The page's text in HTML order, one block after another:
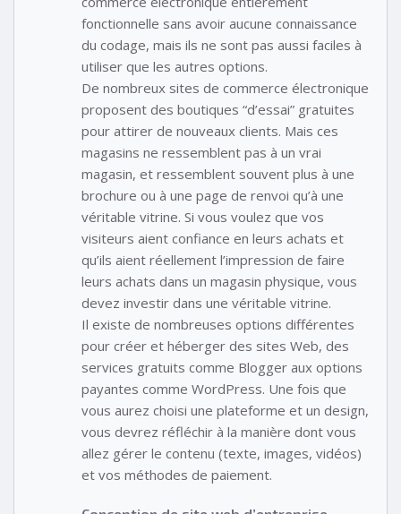
fonctionnelle sans avoir aucune connaissance
du codage, mais ils ne sont pas aussi faciles à
utiliser que les autres options.
De nombreux sites de commerce électronique
proposent des boutiques “d’essai” gratuites
pour attirer de nouveaux clients. Mais ces
magasins ne ressemblent pas à un vrai
magasin, et ressemblent souvent plus à une
brochure ou à une page de renvoi qu’à une
véritable vitrine. Si vous voulez que vos
visiteurs aient confiance en leurs achats et
qu’ils aient réellement l’impression de faire
leurs achats dans un magasin physique, vous
devez investir dans une véritable vitrine.
Il existe de nombreuses options différentes
pour créer et héberger des sites Web, des
services gratuits comme Blogger aux options
payantes comme WordPress. Une fois que
vous aurez choisi une plateforme et un design,
vous devrez réfléchir à la manière dont vous
allez gérer le contenu (texte, images, vidéos)
et vos méthodes de paiement.